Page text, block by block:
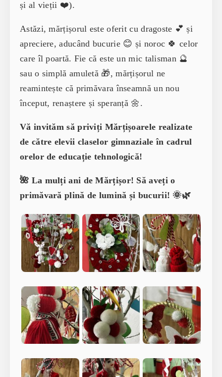
și al vieții ❤️).
Astăzi, mărțișorul este oferit cu dragoste 💕 și
apreciere, aducând bucurie 😊 și noroc 🍀 celor
care îl poartă. Fie că este un mic talisman 🔮
sau o simplă amuletă 🎁, mărțișorul ne
reamintește că primăvara înseamnă un nou
început, renaștere și speranță 🌼.
Vă invităm să priviți Mărțișoarele realizate
de către elevii claselor gimnaziale în cadrul
orelor de educație tehnologică!
🌺 La mulți ani de Mărțișor! Să aveți o
primăvară plină de lumină și bucurii! 🌞🌿